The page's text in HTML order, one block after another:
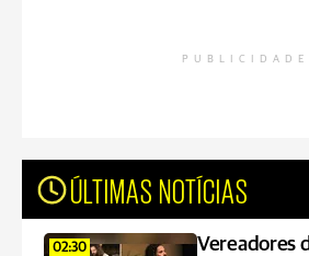
PUBLICIDADE
ÚLTIMAS NOTÍCIAS
02:30
Vereadores